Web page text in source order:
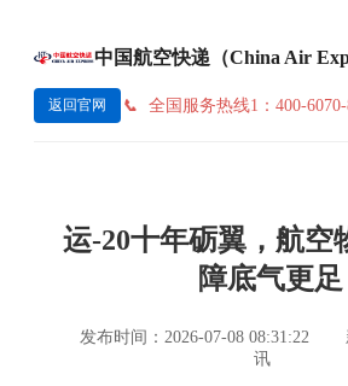
中国航空快递（China Air
返回官网 全国服务热线1：400-
运-20十年砺翼，航空
障底气更足
发布时间：2026-07-08 08:31:22
讯